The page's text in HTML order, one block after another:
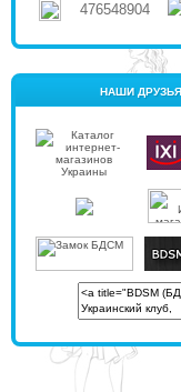
476548904
НАШИ ДРУЗЬЯ